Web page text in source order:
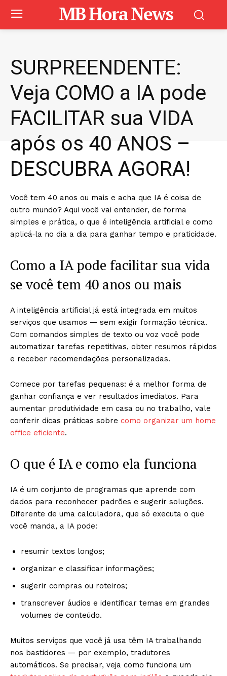
MB Hora News
SURPREENDENTE:
Veja COMO a IA pode
FACILITAR sua VIDA
após os 40 ANOS –
DESCUBRA AGORA!
Você tem 40 anos ou mais e acha que IA é coisa de
outro mundo? Aqui você vai entender, de forma
simples e prática, o que é inteligência artificial e como
aplicá‑la no dia a dia para ganhar tempo e praticidade.
Como a IA pode facilitar sua vida
se você tem 40 anos ou mais
A inteligência artificial já está integrada em muitos
serviços que usamos — sem exigir formação técnica.
Com comandos simples de texto ou voz você pode
automatizar tarefas repetitivas, obter resumos rápidos
e receber recomendações personalizadas.
Comece por tarefas pequenas: é a melhor forma de
ganhar confiança e ver resultados imediatos. Para
aumentar produtividade em casa ou no trabalho, vale
conferir dicas práticas sobre como organizar um home
office eficiente.
O que é IA e como ela funciona
IA é um conjunto de programas que aprende com
dados para reconhecer padrões e sugerir soluções.
Diferente de uma calculadora, que só executa o que
você manda, a IA pode:
resumir textos longos;
organizar e classificar informações;
sugerir compras ou roteiros;
transcrever áudios e identificar temas em grandes
volumes de conteúdo.
Muitos serviços que você já usa têm IA trabalhando
nos bastidores — por exemplo, tradutores
automáticos. Se precisar, veja como funciona um